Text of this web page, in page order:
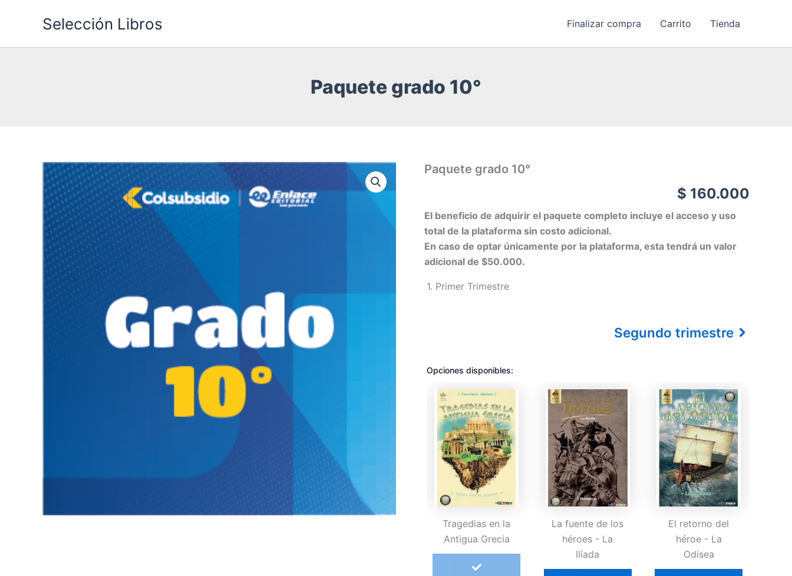
Selección Libros Finalizar compra Carrito Tienda
Paquete grado 10°
Paquete grado 10°
$ 160.000
El beneficio de adquirir el paquete completo incluye el acceso y uso
total de la plataforma sin costo adicional.
En caso de optar únicamente por la plataforma, esta tendrá un valor
adicional de $50.000.
1 Primer Trimestre
Segundo trimestre
Opciones disponibles:
Tragedias en la
Antigua Grecia
La fuente de los
héroes - La
llíada
El retorno del
héroe - La
Odisea